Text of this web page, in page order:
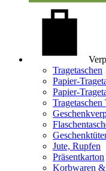
Tragetaschen
Papier-
Papier-
Jute, Rupfen
Präsentkarton
Korbwaren &